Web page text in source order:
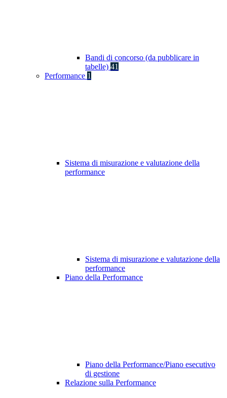
Bandi di concorso (da pubblicare in
tabelle) 41
Performance 1
Sistema di misurazione e valutazione della
performance
Sistema di misurazione e valutazione della
performance
Piano della Performance
Piano della Performance/Piano esecutivo
di gestione
Relazione sulla Performance